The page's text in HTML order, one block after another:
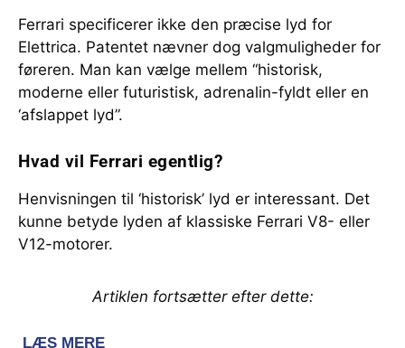
Ferrari specificerer ikke den præcise lyd for
Elettrica. Patentet nævner dog valgmuligheder for
føreren. Man kan vælge mellem “historisk,
moderne eller futuristisk, adrenalin-fyldt eller en
‘afslappet lyd”.
Hvad vil Ferrari egentlig?
Henvisningen til ‘historisk’ lyd er interessant. Det
kunne betyde lyden af klassiske Ferrari V8- eller
V12-motorer.
Artiklen fortsætter efter dette: